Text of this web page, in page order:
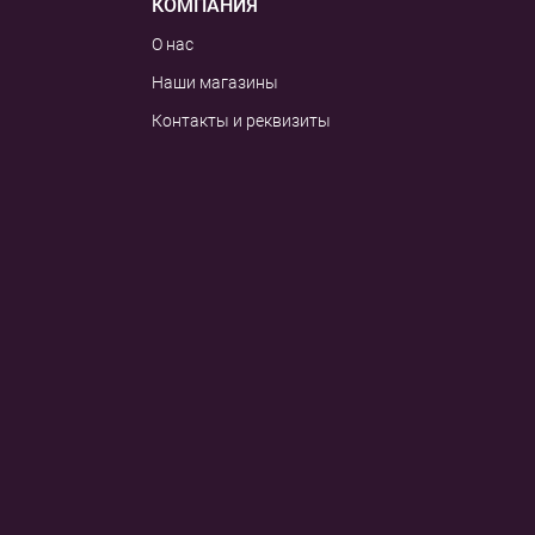
КОМПАНИЯ
О нас
Наши магазины
Контакты и реквизиты